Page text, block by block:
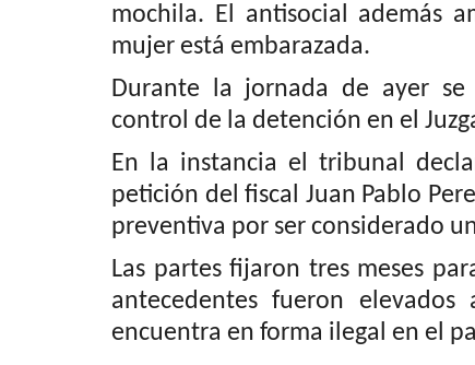
mochila. El antisocial además
mujer está embarazada.
Durante la jornada de ayer
control de la detención en el
En la instancia el tribunal
petición del fiscal Juan Pablo
preventiva por ser considerado
Las partes fijaron tres meses
antecedentes fueron
encuentra en forma ilegal en el
un trabajo de (AUDIO) Persona mayor se
estado grave a raíz...
Editora Mayo 28, 2026 1230
Ayer, a eso de las 18:00 horas, los equipos de
debieron atender dos siniestros...